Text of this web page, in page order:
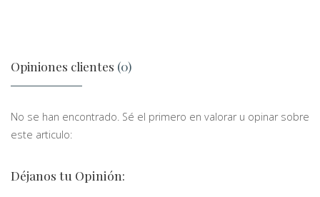
Opiniones clientes (0)
No se han encontrado. Sé el primero en valorar u opinar sobre
este articulo:
Déjanos tu Opinión: